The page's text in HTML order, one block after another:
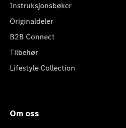
Instruksjonsbøker
Originaldeler
B2B Connect
Tilbehør
Lifestyle Collection
Om oss